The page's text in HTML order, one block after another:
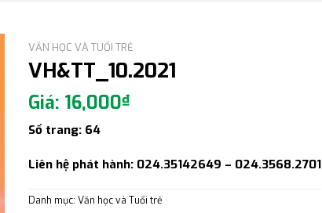
VĂN HỌC VÀ TUỔI TRẺ
VH&TT_10.2021
16,000₫
Số trang: 64
Liên hệ phát hành: 024.35142649 – 024.3568.2701
Danh mục: Văn học và Tuổi trẻ